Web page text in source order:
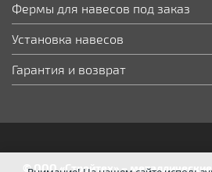
Фермы для навесов под заказ
Установка навесов
Гарантия и возврат
© ООО «Стройтех» –